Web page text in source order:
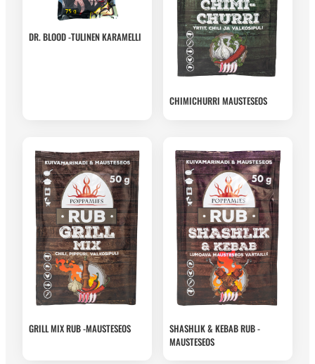
DR. BLOOD -TULINEN KARAMELLI
CHIMICHURRI MAUSTESEOS
GRILL MIX RUB -MAUSTESEOS
SHASHLIK & KEBAB RUB -
MAUSTESEOS